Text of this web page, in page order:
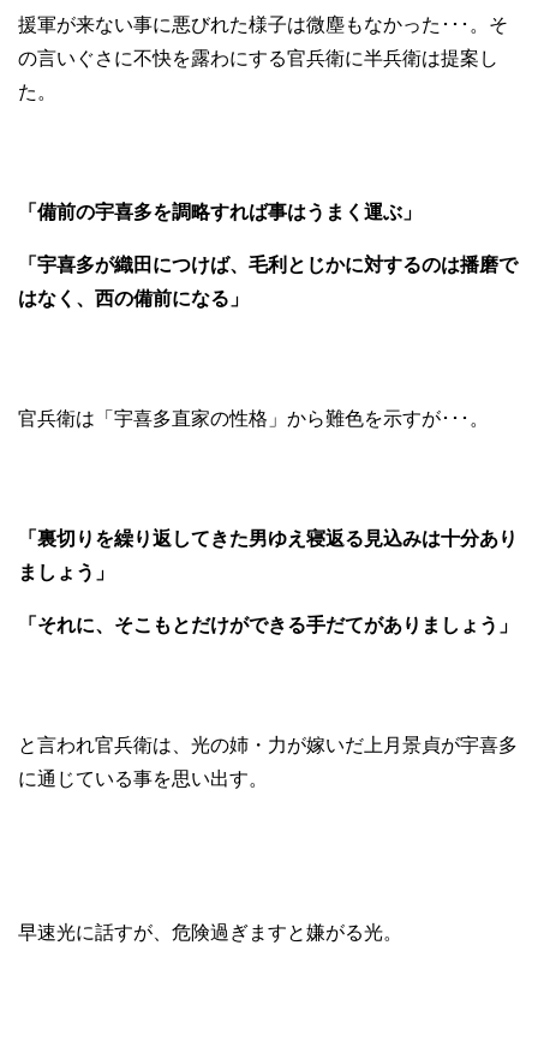
援軍が来ない事に悪びれた様子は微塵もなかった･･･。そ
の言いぐさに不快を露わにする官兵衛に半兵衛は提案し
た。
「備前の宇喜多を調略すれば事はうまく運ぶ」
「宇喜多が織田につけば、毛利とじかに対するのは播磨で
はなく、西の備前になる」
官兵衛は「宇喜多直家の性格」から難色を示すが･･･。
「裏切りを繰り返してきた男ゆえ寝返る見込みは十分あり
ましょう」
「それに、そこもとだけができる手だてがありましょう」
と言われ官兵衛は、光の姉・力が嫁いだ上月景貞が宇喜多
に通じている事を思い出す。
早速光に話すが、危険過ぎますと嫌がる光。